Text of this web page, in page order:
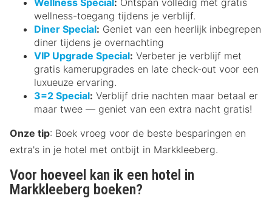
wellness-toegang tijdens je verblijf.
Diner Special: Geniet van een heerlijk inbegrepen
diner tijdens je overnachting
VIP Upgrade Special: Verbeter je verblijf met
gratis kamerupgrades en late check-out voor een
luxueuze ervaring.
3=2 Special: Verblijf drie nachten maar betaal er
maar twee — geniet van een extra nacht gratis!
Onze tip: Boek vroeg voor de beste besparingen en
extra's in je hotel met ontbijt in Markkleeberg.
Voor hoeveel kan ik een hotel in
Markkleeberg boeken?